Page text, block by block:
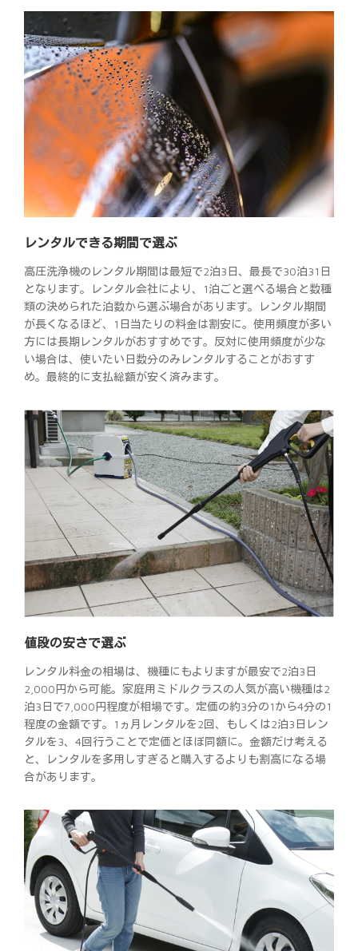
レンタルできる期間で選ぶ
高圧洗浄機のレンタル期間は最短で2泊3日、最長で30泊31日
となります。レンタル会社により、1泊ごと選べる場合と数種
類の決められた泊数から選ぶ場合があります。レンタル期間
が長くなるほど、1日当たりの料金は割安に。使用頻度が多い
方には長期レンタルがおすすめです。反対に使用頻度が少な
い場合は、使いたい日数分のみレンタルすることがおすす
め。最終的に支払総額が安く済みます。
値段の安さで選ぶ
レンタル料金の相場は、機種にもよりますが最安で2泊3日
2,000円から可能。家庭用ミドルクラスの人気が高い機種は2
泊3日で7,000円程度が相場です。定価の約3分の1から4分の1
程度の金額です。1ヵ月レンタルを2回、もしくは2泊3日レン
タルを3、4回行うことで定価とほぼ同額に。金額だけ考える
と、レンタルを多用しすぎると購入するよりも割高になる場
合があります。